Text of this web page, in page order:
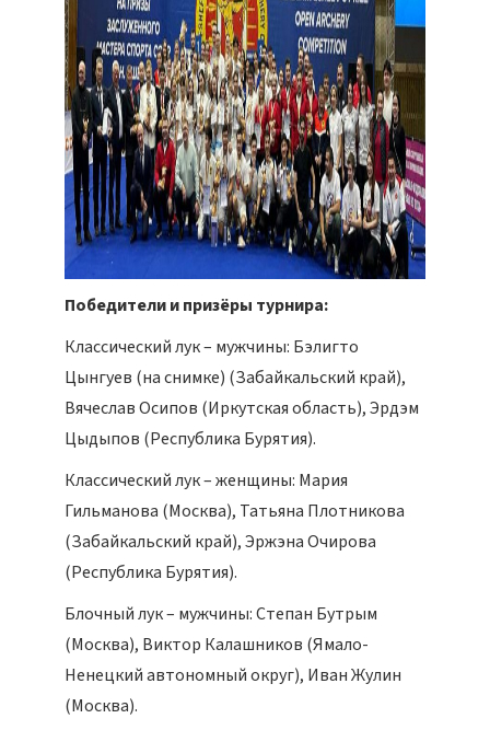
Победители и призёры турнира:
Классический лук – мужчины: Бэлигто
Цынгуев (на снимке) (Забайкальский край),
Вячеслав Осипов (Иркутская область), Эрдэм
Цыдыпов (Республика Бурятия).
Классический лук – женщины: Мария
Гильманова (Москва), Татьяна Плотникова
(Забайкальский край), Эржэна Очирова
(Республика Бурятия).
Блочный лук – мужчины: Степан Бутрым
(Москва), Виктор Калашников (Ямало-
Ненецкий автономный округ), Иван Жулин
(Москва).